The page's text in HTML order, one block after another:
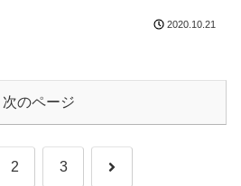
2020.10.21
次のページ
2 3 次